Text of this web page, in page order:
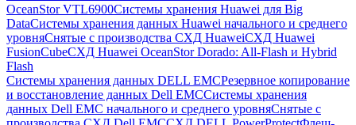
OceanStor VTL6900Системы хранения Huawei для Big
DataСистемы хранения данных Huawei начального и среднего
уровняСнятые с производства СХД HuaweiСХД Huawei
FusionCubeСХД Huawei OceanStor Dorado: All-Flash и Hybrid
Flash
Системы хранения данных DELL EMCРезервное копирование
и восстановление данных Dell EMCСистемы хранения
данных Dell EMC начального и среднего уровняСнятые с